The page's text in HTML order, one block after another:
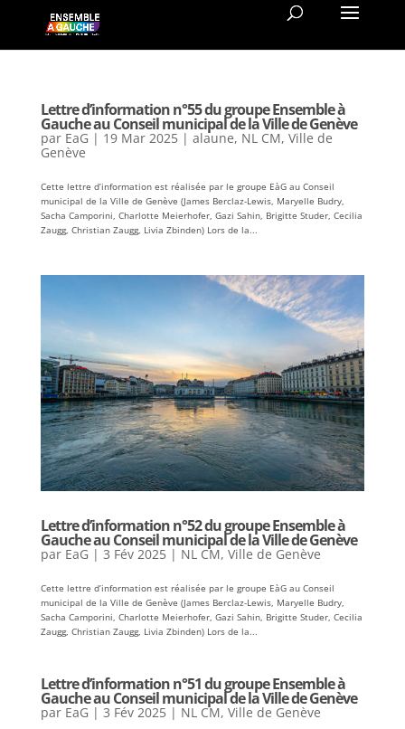
Lettre d’information n°55 du groupe Ensemble à
Gauche au Conseil municipal de la Ville de Genève
par EaG | 19 Mar 2025| alaune, NL CM, Ville de
Genève
Cette lettre d’information est réalisée par le groupe EàG au Conseil
municipal de la Ville de Genève (James Berclaz-Lewis, Maryelle Budry,
Sacha Camporini, Charlotte Meierhofer, Gazi Sahin, Brigitte Studer, Cecilia
Zaugg, Christian Zaugg, Livia Zbinden) Lors de la...
Lettre d’information n°52 du groupe Ensemble à
Gauche au Conseil municipal de la Ville de Genève
par EaG | 3 Fév 2025| NL CM, Ville de Genève
Cette lettre d’information est réalisée par le groupe EàG au Conseil
municipal de la Ville de Genève (James Berclaz-Lewis, Maryelle Budry,
Sacha Camporini, Charlotte Meierhofer, Gazi Sahin, Brigitte Studer, Cecilia
Zaugg, Christian Zaugg, Livia Zbinden) Lors de la...
Lettre d’information n°51 du groupe Ensemble à
Gauche au Conseil municipal de la Ville de Genève
par EaG | 3 Fév 2025| NL CM, Ville de Genève